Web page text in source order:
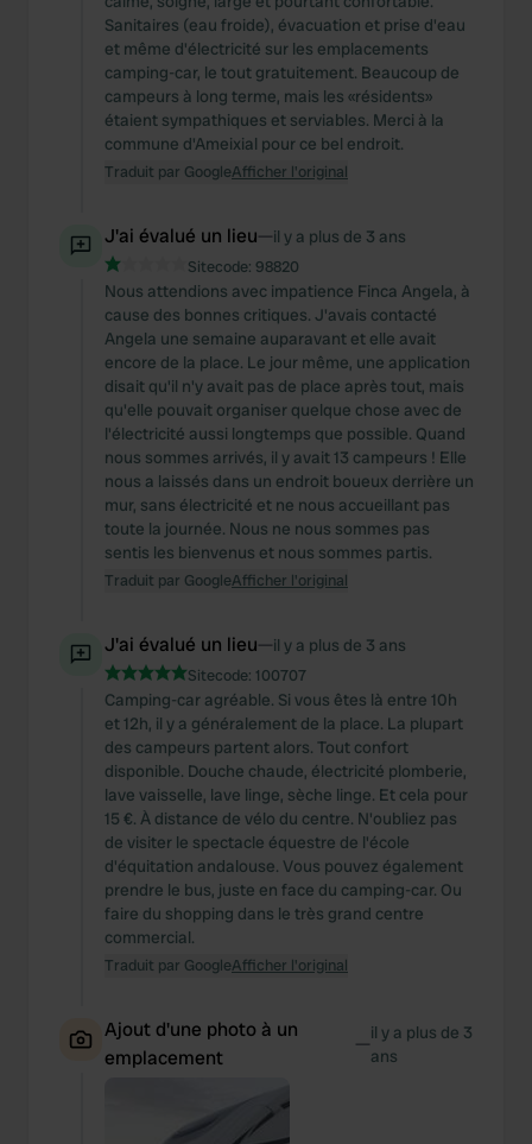
Sanitaires (eau froide), évacuation et prise d'eau
et même d'électricité sur les emplacements
camping-car, le tout gratuitement. Beaucoup de
campeurs à long terme, mais les «résidents»
étaient sympathiques et serviables. Merci à la
commune d'Ameixial pour ce bel endroit.
Traduit par GoogleAfficher l'original
J'ai évalué un lieu—il y a plus de 3 ans
Sitecode: 98820
Nous attendions avec impatience Finca Angela, à
cause des bonnes critiques. J'avais contacté
Angela une semaine auparavant et elle avait
encore de la place. Le jour même, une application
disait qu'il n'y avait pas de place après tout, mais
qu'elle pouvait organiser quelque chose avec de
l'électricité aussi longtemps que possible. Quand
nous sommes arrivés, il y avait 13 campeurs ! Elle
nous a laissés dans un endroit boueux derrière un
mur, sans électricité et ne nous accueillant pas
toute la journée. Nous ne nous sommes pas
sentis les bienvenus et nous sommes partis.
Traduit par GoogleAfficher l'original
J'ai évalué un lieu—il y a plus de 3 ans
Sitecode: 100707
Camping-car agréable. Si vous êtes là entre 10h
et 12h, il y a généralement de la place. La plupart
des campeurs partent alors. Tout confort
disponible. Douche chaude, électricité plomberie,
lave vaisselle, lave linge, sèche linge. Et cela pour
15 €. À distance de vélo du centre. N'oubliez pas
de visiter le spectacle équestre de l'école
d'équitation andalouse. Vous pouvez également
prendre le bus, juste en face du camping-car. Ou
faire du shopping dans le très grand centre
commercial.
Traduit par GoogleAfficher l'original
Ajout d'une photo à un
emplacement
—il y a plus de 3
ans